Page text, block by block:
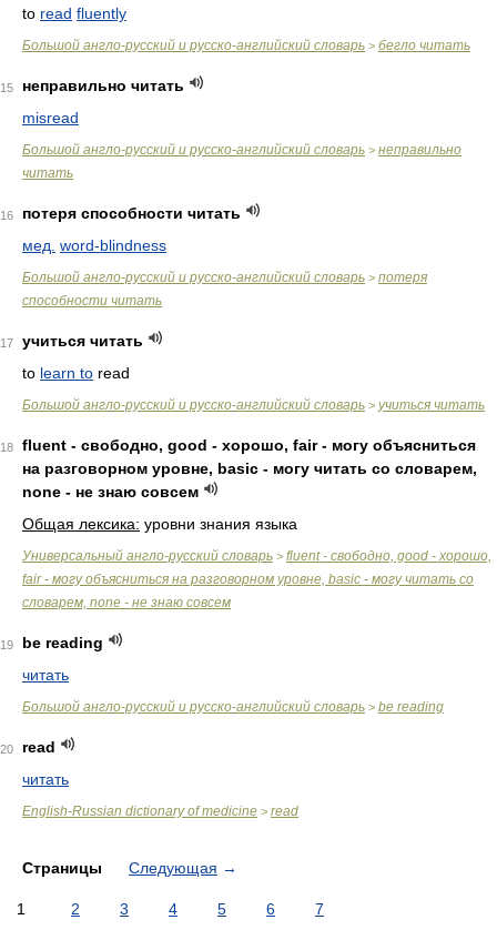
to read fluently
Большой англо-русский и русско-английский словарь > бегло читать
15
неправильно читать
misread
Большой англо-русский и русско-английский словарь > неправильно
читать
16
потеря способности читать
мед. word-blindness
Большой англо-русский и русско-английский словарь > потеря
способности читать
17
учиться читать
to learn to read
Большой англо-русский и русско-английский словарь > учиться читать
18
fluent - свободно, good - хорошо, fair - могу объясниться
на разговорном уровне, basic - могу читать со словарем,
none - не знаю совсем
Общая лексика: уровни знания языка
Универсальный англо-русский словарь > fluent - свободно, good - хорошо,
fair - могу объясниться на разговорном уровне, basic - могу читать со
словарем, none - не знаю совсем
19
be reading
читать
Большой англо-русский и русско-английский словарь > be reading
20
read
читать
English-Russian dictionary of medicine > read
Страницы Следующая →
1 2 3 4 5 6 7